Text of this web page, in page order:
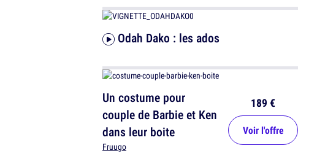
Odah Dako : les ados
Un costume pour
couple de Barbie et Ken
dans leur boite
Fruugo
189 €
Voir l'offre